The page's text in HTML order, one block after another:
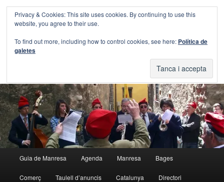
Aneu
contingut
Aneu
contingut
Blog Guia Manresa
principal
Guia de Manresa Agenda Manresa Bages
Comerç Taulell d’anuncis Catalunya Directori
Privacy & Cookies: This site uses cookies. By continuing to use this
website, you agree to their use.
To find out more, including how to control cookies, see here: Política de
galetes